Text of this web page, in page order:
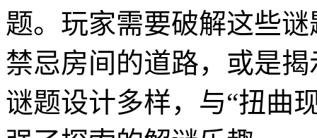
题。玩家需要破解这些
禁忌房间的道路，或是
谜题设计多样，与“扭曲